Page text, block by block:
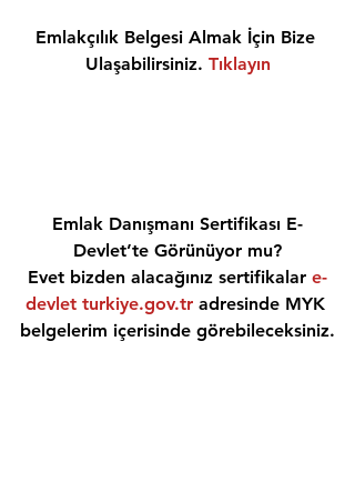
Emlakçılık Belgesi Almak İçin Bize
Ulaşabilirsiniz. Tıklayın
Emlak Danışmanı Sertifikası E-
Devlet’te Görünüyor mu?
Evet bizden alacağınız sertifikalar e-
devlet turkiye.gov.tr adresinde MYK
belgelerim içerisinde görebileceksiniz.